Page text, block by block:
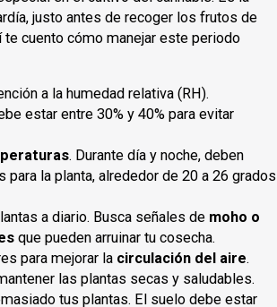
justo antes de recoger los frutos de
cuento cómo manejar este periodo
a la humedad relativa (RH).
estar entre 30% y 40% para evitar
. Durante día y noche, deben
para la planta, alrededor de 20 a 26 grados
a diario. Busca señales de moho o
que pueden arruinar tu cosecha.
para mejorar la circulación del aire.
las plantas secas y saludables.
tus plantas. El suelo debe estar